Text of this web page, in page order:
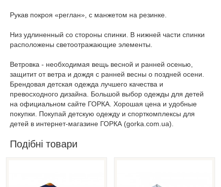
Рукав покроя «реглан», с манжетом на резинке.
Низ удлиненный со стороны спинки. В нижней части спинки
расположены светоотражающие элементы.
Ветровка - необходимая вещь весной и ранней осенью,
защитит от ветра и дождя с ранней весны о поздней осени.
Брендовая детская одежда лучшего качества и
превосходного дизайна. Большой выбор одежды для детей
на официальном сайте ГОРКА. Хорошая цена и удобные
покупки. Покупай детскую одежду и спорткомплексы для
детей в интернет-магазине ГОРКА (gorka.com.ua).
Подібні товари